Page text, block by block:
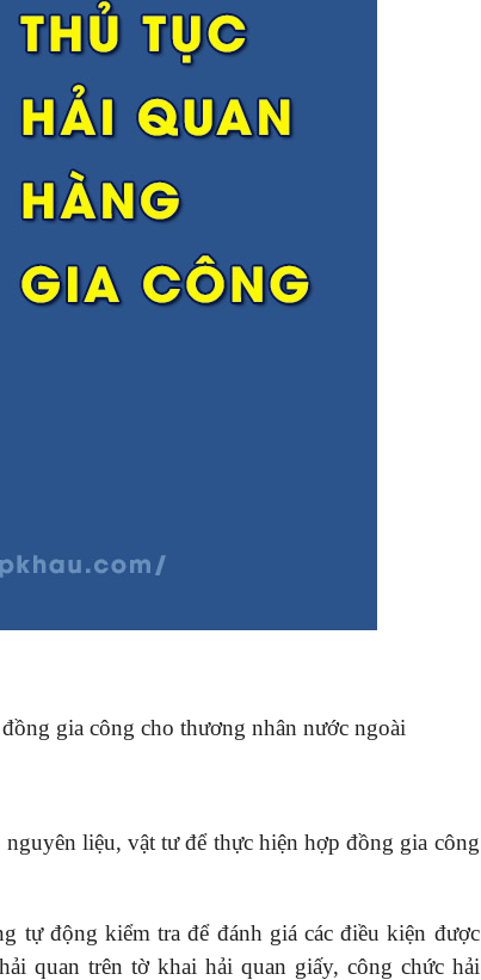
gia công cho thương nhân nước ngoài
nguyên liệu, vật tư để thực hiện hợp đồng gia công
tự động kiểm tra để đánh giá các điều kiện được
quan trên tờ khai hải quan giấy, công chức hải